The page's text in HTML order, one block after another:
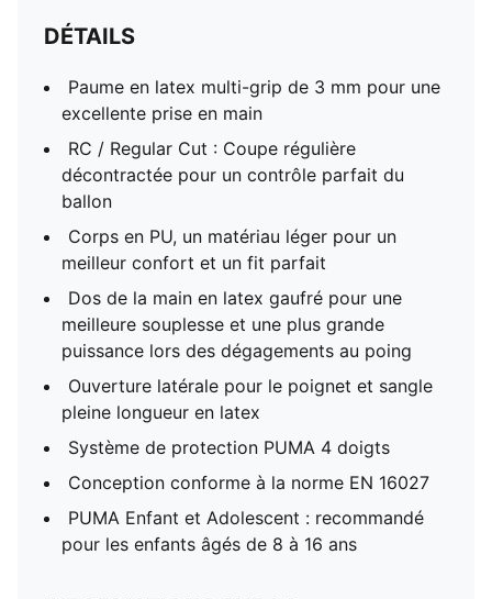
DÉTAILS
Paume en latex multi-grip de 3 mm pour une
excellente prise en main
RC / Regular Cut : Coupe régulière
décontractée pour un contrôle parfait du
ballon
Corps en PU, un matériau léger pour un
meilleur confort et un fit parfait
Dos de la main en latex gaufré pour une
meilleure souplesse et une plus grande
puissance lors des dégagements au poing
Ouverture latérale pour le poignet et sangle
pleine longueur en latex
Système de protection PUMA 4 doigts
Conception conforme à la norme EN 16027
PUMA Enfant et Adolescent : recommandé
pour les enfants âgés de 8 à 16 ans